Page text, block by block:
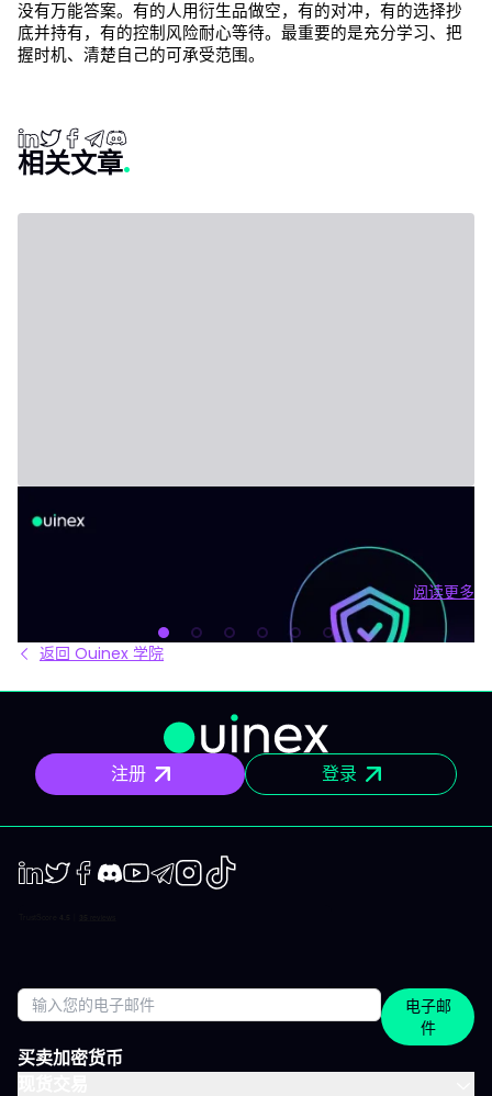
没有万能答案。有的人用衍生品做空，有的对冲，有的选择抄
底并持有，有的控制风险耐心等待。最重要的是充分学习、把
握时机、清楚自己的可承受范围。
相关文章
包
第三方可以冻结你的钱包、限制你的提币，或因公司经营失败造成
资产损失，因为在你和区块链之间不存在任何中介公司。 但这种方
式的另一面也同样现实：没有公司的存在，就意味着没有找回的选
项，也没有便捷的流动性——当你需要交易时，会受到实际影响。本
文并不是倡导自托管，而是客观剖析了你能获得什么、会放弃什
么，以及在什么时候将资产存放于交易所其实反而是更优选择。 什
本地设备上而非公司服务器上 生成和存储用于控制区块链地址的一
组私钥（即一组大随机数）。钱包本身并不掌管你的资产，只是提
供了一个界面，让你可以用自己仅有的私钥进行交易签名。非托管
钱包的核心含义，其实很简单：只有你本人能够转移资产，也只有
你本人负责妥善保管这串控制资产的密钥。 这不仅是技术层面，更
是法律和实践层面上的本质区别。托管服务商通常负责保障客户资
法为你提供任何找回服务——他们的服务器上根本没有你要找回的内
容。 这正是“Not your keys, not your coins”（私钥非你所有，资
产亦非你有）流行语的由来：只要你的私钥由第三方保管，无论界
一个：私钥在谁手里？在交易所，私钥属于平台，你登陆查看余
额、申请提现，但加密控制权属于交易所。在非托管钱包里，你亲
自生成、保存私钥，通常还会用助记词（即一组可重建私钥的钱包
种子词）做备份。无论哪种结构都不是骗局或捷径，核心只是：事
情出错时，谁真正承担责任？ 自托管，你获得与失去的是什么？ 自
阅读更多
阅读
返回 Ouinex 学院
注册 登录
买卖加密货币
Telegram
Instagram
电子邮
件